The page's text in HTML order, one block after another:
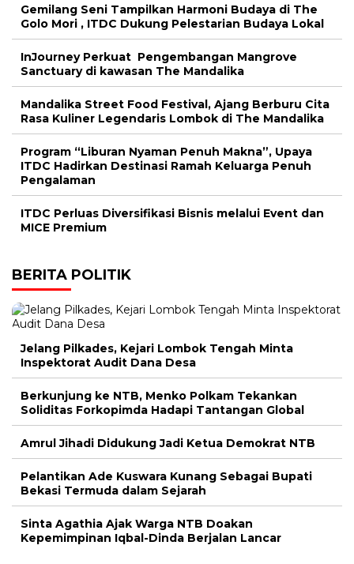
Gemilang Seni Tampilkan Harmoni Budaya di The
Golo Mori , ITDC Dukung Pelestarian Budaya Lokal
InJourney Perkuat Pengembangan Mangrove
Sanctuary di kawasan The Mandalika
Mandalika Street Food Festival, Ajang Berburu Cita
Rasa Kuliner Legendaris Lombok di The Mandalika
Program “Liburan Nyaman Penuh Makna”, Upaya
ITDC Hadirkan Destinasi Ramah Keluarga Penuh
Pengalaman
ITDC Perluas Diversifikasi Bisnis melalui Event dan
MICE Premium
BERITA POLITIK
Jelang Pilkades, Kejari Lombok Tengah Minta
Inspektorat Audit Dana Desa
Berkunjung ke NTB, Menko Polkam Tekankan
Soliditas Forkopimda Hadapi Tantangan Global
Amrul Jihadi Didukung Jadi Ketua Demokrat NTB
Pelantikan Ade Kuswara Kunang Sebagai Bupati
Bekasi Termuda dalam Sejarah
Sinta Agathia Ajak Warga NTB Doakan
Kepemimpinan Iqbal-Dinda Berjalan Lancar